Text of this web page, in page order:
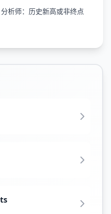
析师：历史新高或非终点